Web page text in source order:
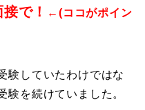
で！
←(ココがポイン
験していたわけではな
験を続けていました。